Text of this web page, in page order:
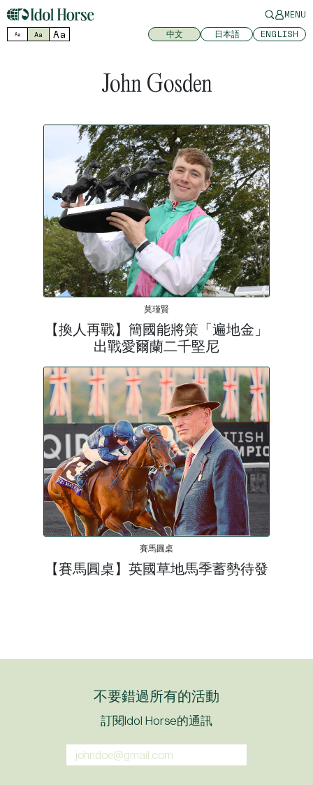
MENU
Aa Aa Aa 中文 日本語 ENGLISH
John Gosden
莫瑾賢
【換人再戰】簡國能將策「遍地金」
出戰愛爾蘭二千堅尼
賽馬圓桌
【賽馬圓桌】英國草地馬季蓄勢待發
不要錯過所有的活動
訂閱Idol Horse的通訊